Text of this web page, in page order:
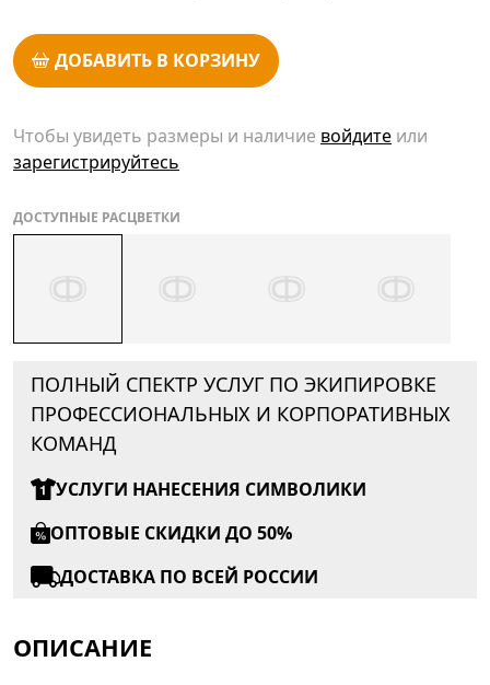
ДОБАВИТЬ В КОРЗИНУ
Чтобы увидеть размеры и наличие войдите или
зарегистрируйтесь
ДОСТУПНЫЕ РАСЦВЕТКИ
ПОЛНЫЙ СПЕКТР УСЛУГ ПО ЭКИПИРОВКЕ
ПРОФЕССИОНАЛЬНЫХ И КОРПОРАТИВНЫХ
КОМАНД
УСЛУГИ НАНЕСЕНИЯ СИМВОЛИКИ
ОПТОВЫЕ СКИДКИ ДО 50%
ДОСТАВКА ПО ВСЕЙ РОССИИ
ОПИСАНИЕ